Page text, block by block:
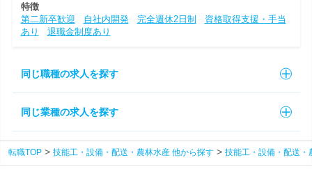
特徴
第二新卒歓迎
自社内開発 完全週休2日制
資格取得支援・手当
あり
退職金制度あり
同じ職種の求人を探す
同じ業種の求人を探す
転職TOP 技能工・設備・配送・農林水産 他から探す 技能工・設備・配送・